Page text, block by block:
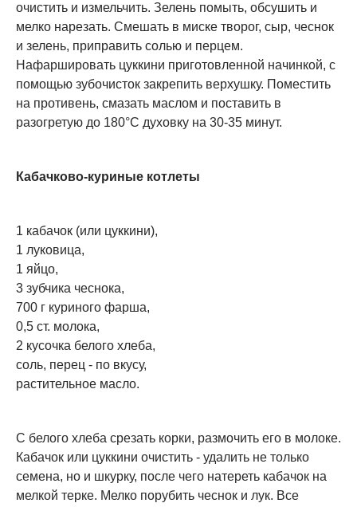
очистить и измельчить. Зелень помыть, обсушить и
мелко нарезать. Смешать в миске творог, сыр, чеснок
и зелень, приправить солью и перцем.
Нафаршировать цуккини приготовленной начинкой, с
помощью зубочисток закрепить верхушку. Поместить
на противень, смазать маслом и поставить в
разогретую до 180°C духовку на 30-35 минут.
Кабачково-куриные котлеты
1 кабачок (или цуккини),
1 луковица,
1 яйцо,
3 зубчика чеснока,
700 г куриного фарша,
0,5 ст. молока,
2 кусочка белого хлеба,
соль, перец - по вкусу,
растительное масло.
С белого хлеба срезать корки, размочить его в молоке.
Кабачок или цуккини очистить - удалить не только
семена, но и шкурку, после чего натереть кабачок на
мелкой терке. Мелко порубить чеснок и лук. Все